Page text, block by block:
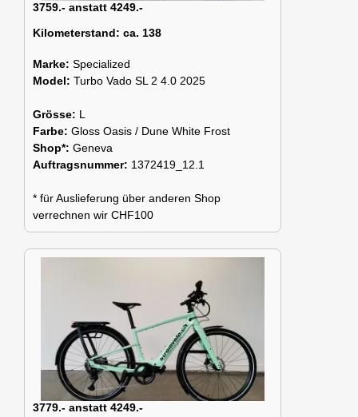
3759.- anstatt 4249.-
Kilometerstand: ca. 138
Marke: Specialized
Model: Turbo Vado SL 2 4.0 2025
Grösse: L
Farbe: Gloss Oasis / Dune White Frost
Shop*: Geneva
Auftragsnummer: 1372419_12.1
* für Auslieferung über anderen Shop
verrechnen wir CHF100
3779.- anstatt 4249.-